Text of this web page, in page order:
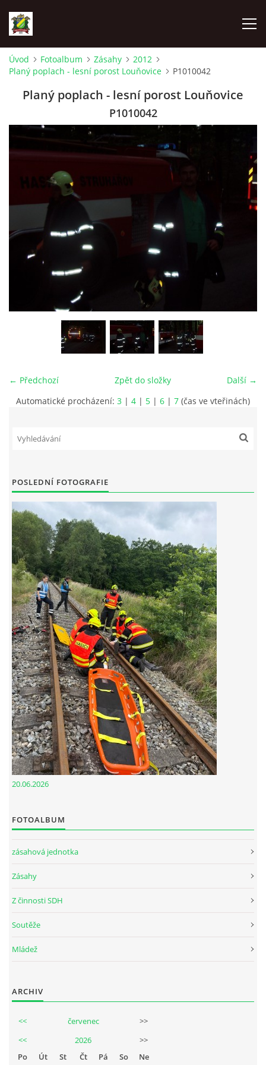
ÚVOD
ZÁSAHY
FOTOALBUM
TECHNIKA
NAHLÁŠENÍ PÁLENÍ
DOTACE
KONTAKT
© 2026 eStránky.cz
Úvod Fotoalbum Zásahy
2012
Planý poplach - lesní porost Louňovice
P1010042
Planý poplach - lesní porost Louňovice
P1010042
← Předchozí Další →
Zpět do složky
Automatické procházení: 3 | 4 | 5 | 6 | 7 (čas ve vteřinách)
POSLEDNÍ FOTOGRAFIE
20.06.2026
FOTOALBUM
zásahová jednotka
Zásahy
Z činnosti SDH
Soutěže
Mládež
ARCHIV
<< červenec
>>
<<
2026
>>
Po
Út St Čt Pá So Ne